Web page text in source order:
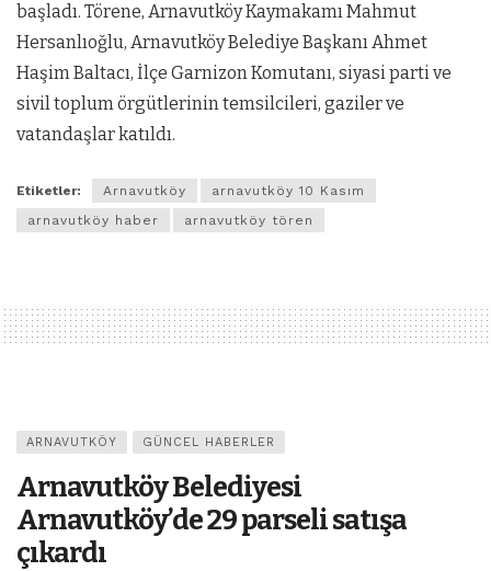
başladı. Törene, Arnavutköy Kaymakamı Mahmut
Hersanlıoğlu, Arnavutköy Belediye Başkanı Ahmet
Haşim Baltacı, İlçe Garnizon Komutanı, siyasi parti ve
sivil toplum örgütlerinin temsilcileri, gaziler ve
vatandaşlar katıldı.
Etiketler: Arnavutköy
arnavutköy 10 Kasım
arnavutköy haber
arnavutköy tören
ARNAVUTKÖY GÜNCEL HABERLER
Arnavutköy Belediyesi
Arnavutköy’de 29 parseli satışa
çıkardı